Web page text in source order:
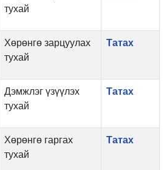
тухай
Хөрөнгө зарцуулах
тухай
Татах
Дэмжлэг үзүүлэх
тухай
Татах
Хөрөнгө гаргах
тухай
Татах